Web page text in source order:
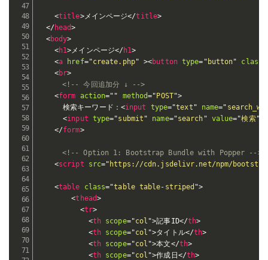
<title>メインページ</title>
</ head>
<body>
<h1>メインページ</ h1>
<a href="create.php" ><button type= " button" class
<br>
<!-- 今回追加分 ↓ -->
<form action=" " method="POST">
      検索キーワード：
<input type="text " name="
<input type="submit " name="search " value="検索"
</form>
<!-- Option 1: Bootstrap Bundle with Popper -->
<script src=" https://cdn.jsdelivr.net/npm/
<table class="table table-striped ">
<thead>
<tr>
<th scope="col ">記事ID</th>
<th scope="col ">タイトル</th>
<th scope="col ">本文</th>
<th scope="col ">作成日</th>